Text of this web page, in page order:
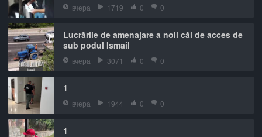
вчера 1719 0 0
Lucrările de amenajare a noii căi de acces de
sub podul Ismail
вчера 3071 0 0
1
вчера 1944 0 0
1